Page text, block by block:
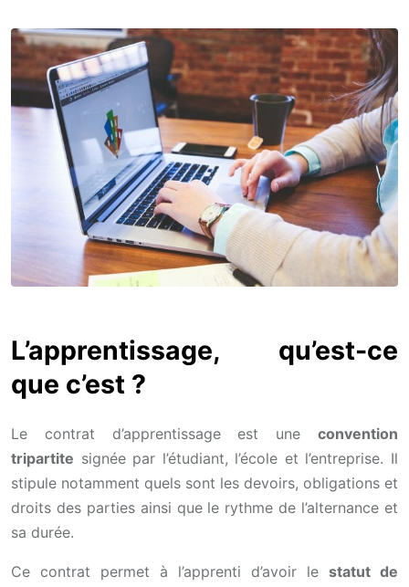
L’apprentissage, qu’est-ce
que c’est ?
Le contrat d’apprentissage est une convention
tripartite signée par l’étudiant, l’école et l’entreprise. Il
stipule notamment quels sont les devoirs, obligations et
droits des parties ainsi que le rythme de l’alternance et
sa durée.
Ce contrat permet à l’apprenti d’avoir le statut de